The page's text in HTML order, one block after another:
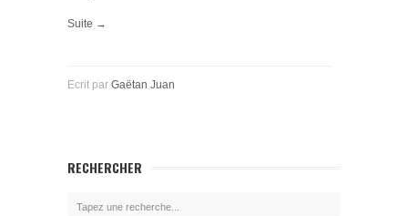
Suite →
Ecrit par Gaëtan Juan
RECHERCHER